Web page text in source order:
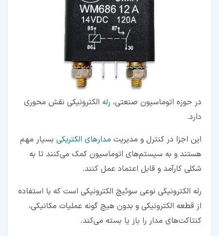
در حوزه اتوماسیون صنعتی، رله‌ الکترونیکی نقش محوری
دارد.
این اجزا در کنترل و مدیریت مدارهای الکتریکی بسیار مهم
هستند و به سیستم‌های اتوماسیون کمک می‌کنند تا به
شکلی کارآمد و قابل اعتماد عمل کنند.
رله الکترونیکی نوعی سوئیچ الکترونیکی است که با استفاده
از قطعه الکترونیکی و بدون هیچ گونه عملیات مکانیکی،
کنتاکت‌های مدار را باز یا بسته می‌کند.